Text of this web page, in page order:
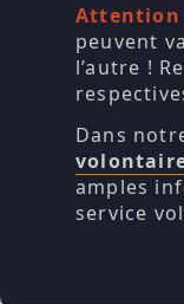
Attention
peuvent
l’autre !
Dans
amples
service